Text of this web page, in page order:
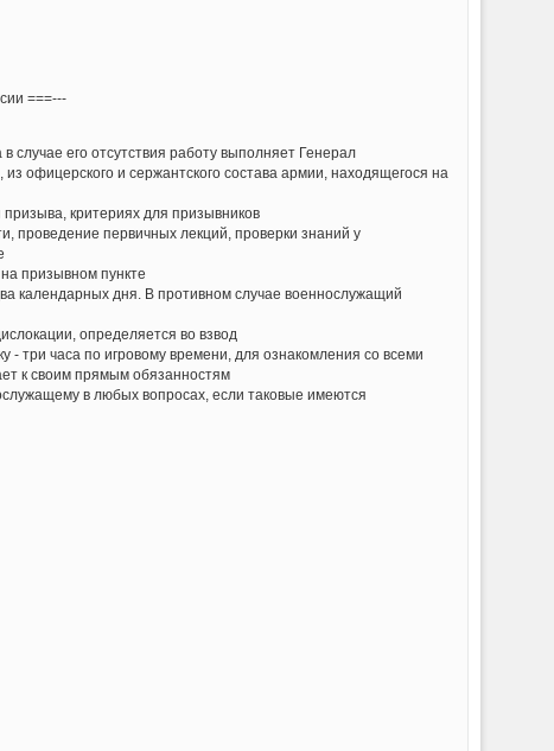
случае его отсутствия работу выполняет Генерал
офицерского и сержантского состава армии, находящегося на
критериях для призывников
проведение первичных лекций, проверки знаний у
призывном пункте
календарных дня. В противном случае военнослужащий
определяется во взвод
три часа по игровому времени, для ознакомления со всеми
к своим прямым обязанностям
в любых вопросах, если таковые имеются